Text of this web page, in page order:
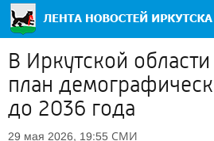
В Иркутской
план
до 2036 года
29 мая 2026, 19:55 СМИ